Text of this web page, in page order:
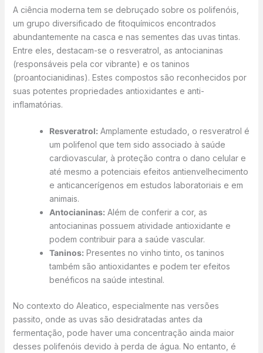
A ciência moderna tem se debruçado sobre os polifenóis,
um grupo diversificado de fitoquímicos encontrados
abundantemente na casca e nas sementes das uvas tintas.
Entre eles, destacam-se o resveratrol, as antocianinas
(responsáveis pela cor vibrante) e os taninos
(proantocianidinas). Estes compostos são reconhecidos por
suas potentes propriedades antioxidantes e anti-
inflamatórias.
Resveratrol: Amplamente estudado, o resveratrol é
um polifenol que tem sido associado à saúde
cardiovascular, à proteção contra o dano celular e
até mesmo a potenciais efeitos antienvelhecimento
e anticancerígenos em estudos laboratoriais e em
animais.
Antocianinas: Além de conferir a cor, as
antocianinas possuem atividade antioxidante e
podem contribuir para a saúde vascular.
Taninos: Presentes no vinho tinto, os taninos
também são antioxidantes e podem ter efeitos
benéficos na saúde intestinal.
No contexto do Aleatico, especialmente nas versões
passito, onde as uvas são desidratadas antes da
fermentação, pode haver uma concentração ainda maior
desses polifenóis devido à perda de água. No entanto, é